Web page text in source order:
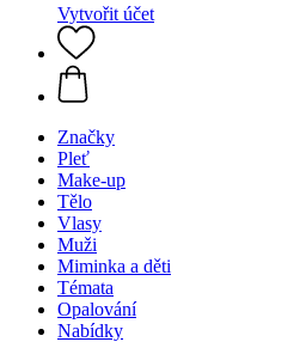
Vytvořit účet
Značky
Pleť
Make-up
Tělo
Vlasy
Muži
Miminka a děti
Témata
Opalování
Nabídky